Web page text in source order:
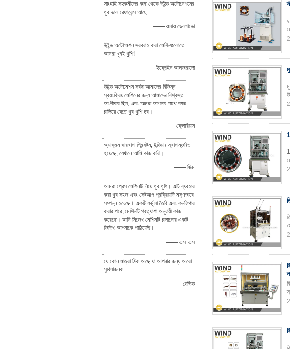
সাংহাই সহকর্মীদের কাছ থেকে উইন্ড অটোমেশনের
খুব ভাল রেফারেন্স আছে
—— ওলাও ডেলগাডো
উইন্ড অটোমেশন সরবরাহ করা মেশিনগুলোতে
আমরা খুবই খুশি!
—— ইফ্রেইন আলভারাদো
উইন্ড অটোমেশন সর্বদা আমাদের বিভিন্ন
স্বয়ংক্রিয় মেশিনের জন্য আমাদের বিশ্বস্ত
অংশীদার ছিল, এবং আমরা আপনার সাথে কাজ
চালিয়ে যেতে খুব খুশি হব।
—— ফ্লোরিয়ান
অ্যাক্রন কারখানা প্রিন্সটন, ইন্ডিয়ায় স্থানান্তরিত
হয়েছে, যেখানে আমি কাজ করি।
—— জিম
আমরা প্রেস মেশিনটি নিয়ে খুব খুশি। এটি ব্যবহার
করা খুব সহজ এবং সেটআপ প্রক্রিয়াটি মসৃণভাবে
সম্পন্ন হয়েছে। একটি ফর্মুলা তৈরি এবং কনফিগার
করার পরে, মেশিনটি প্রত্যাশা অনুযায়ী কাজ
করেছে। আমি নিজেও মেশিনটি চালানোর একটি
ভিডিও আপনাকে পাঠিয়েছি।
—— এস. এস
যে কোন মাত্রা ঠিক আছে যা আপনার জন্য আরো
সুবিধাজনক
—— ডেভিড